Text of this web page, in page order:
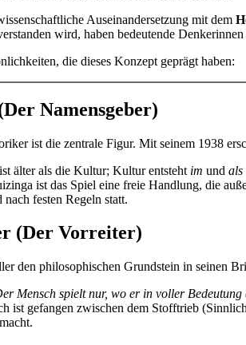
Auseinandersetzung mit dem
wird, haben bedeutende
die dieses Konzept geprägt haben:
Namensgeber)
ist die zentrale Figur. Mit seinem 1938
älter als die Kultur; Kultur entsteht im und als
ist das Spiel eine freie Handlung, die
festen Regeln statt.
(Der Vorreiter)
den philosophischen Grundstein in seinen
Mensch spielt nur, wo er in voller
ist gefangen zwischen dem Stofftrieb